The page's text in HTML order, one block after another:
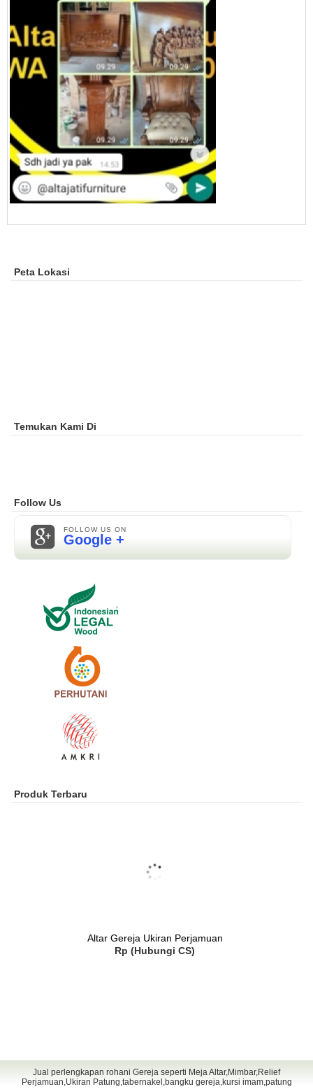
Peta Lokasi
Temukan Kami Di
Follow Us
FOLLOW US ON
Google +
Produk Terbaru
Altar Gereja Ukiran Perjamuan
Rp (Hubungi CS)
Jual perlengkapan rohani Gereja seperti Meja Altar,Mimbar,Relief
Perjamuan,Ukiran Patung,tabernakel,bangku gereja,kursi imam,patung